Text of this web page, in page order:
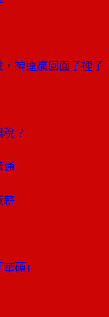
神達贏回面子裡子
？
薪
碩」